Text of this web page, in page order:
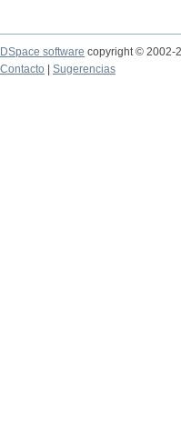
DSpace software copyright © 2002-
Contacto
Sugerencias